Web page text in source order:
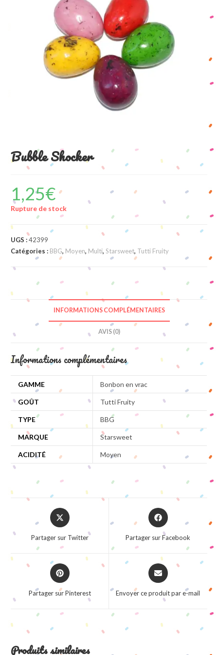
Bubble Shocker
1,25€
Rupture de stock
UGS :42399
Catégories : BBG, Moyen, Multi,Starsweet, Tutti Fruity
INFORMATIONS COMPLÉMENTAIRES
AVIS (0)
Informations complémentaires
GAMME Bonbon en vrac
GOÛT Tutti Fruity
TYPE BBG
MARQUE Starsweet
ACIDITÉ Moyen
Opens
in
new
Partager sur Twitter
Opens
in
Partager sur Facebook
Opens
in
Partager sur Pinterest
Opens
in
new
Envoyer ce produit par e-mail
Produits similaires